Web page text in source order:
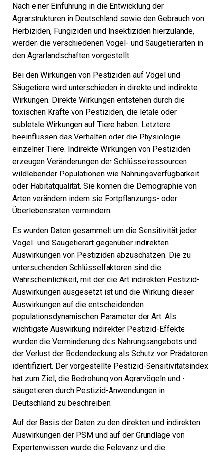
Nach einer Einführung in die Entwicklung der
Agrarstrukturen in Deutschland sowie den Gebrauch von
Herbiziden, Fungiziden und Insektiziden hierzulande,
werden die verschiedenen Vogel- und Säugetierarten in
den Agrarlandschaften vorgestellt.
Bei den Wirkungen von Pestiziden auf Vögel und
Säugetiere wird unterschieden in direkte und indirekte
Wirkungen. Direkte Wirkungen entstehen durch die
toxischen Kräfte von Pestiziden, die letale oder
subletale Wirkungen auf Tiere haben. Letztere
beeinflussen das Verhalten oder die Physiologie
einzelner Tiere. Indirekte Wirkungen von Pestiziden
erzeugen Veränderungen der Schlüsselressourcen
wildlebender Populationen wie Nahrungsverfügbarkeit
oder Habitatqualität. Sie können die Demographie von
Arten verändern indem sie Fortpflanzungs- oder
Überlebensraten vermindern.
Es wurden Daten gesammelt um die Sensitivität jeder
Vogel- und Säugetierart gegenüber indirekten
Auswirkungen von Pestiziden abzuschätzen. Die zu
untersuchenden Schlüsselfaktoren sind die
Wahrscheinlichkeit, mit der die Art indirekten Pestizid-
Auswirkungen ausgesetzt ist und die Wirkung dieser
Auswirkungen auf die entscheidenden
populationsdynamischen Parameter der Art. Als
wichtigste Auswirkung indirekter Pestizid-Effekte
wurden die Verminderung des Nahrungsangebots und
der Verlust der Bodendeckung als Schutz vor Prädatoren
identifiziert. Der vorgestellte Pestizid-Sensitivitätsindex
hat zum Ziel, die Bedrohung von Agrarvögeln und -
säugetieren durch Pestizid-Anwendungen in
Deutschland zu beschreiben.
Auf der Basis der Daten zu den direkten und indirekten
Auswirkungen der PSM und auf der Grundlage von
Expertenwissen wurde die Relevanz und die